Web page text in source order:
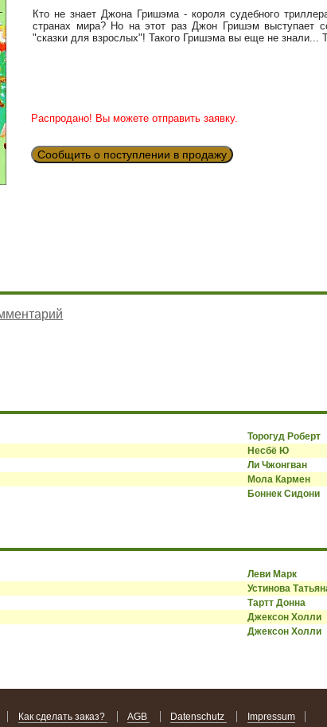
Кто не знает Джона Гришэма - короля судебного
странах мира? Но на этот раз Джон Гришэм выступает
"сказки для взрослых"! Такого Гришэма вы еще не знали...
Распродано! Вы можете отправить заявку.
Сообщить о поступлении в продажу
Торогуд Роберт
Несбё Ю
Ли Чжонгван
Мола Кармен
Боннек Сидони
Леви Марк
Устинова
Тартт Донна
Джексон Холли
Джексон Холли
Как сделать заказ? AGB Datenschutz Impressum